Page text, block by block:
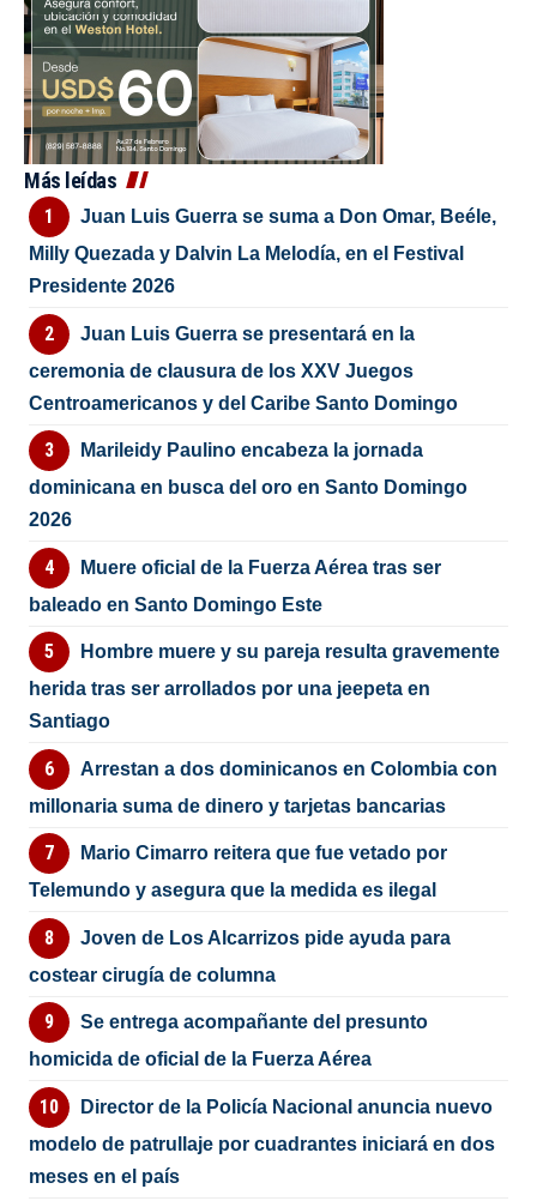
Más leídas
Juan Luis Guerra se suma a Don Omar, Beéle,
Milly Quezada y Dalvin La Melodía, en el Festival
Presidente 2026
Juan Luis Guerra se presentará en la
ceremonia de clausura de los XXV Juegos
Centroamericanos y del Caribe Santo Domingo
Marileidy Paulino encabeza la jornada
dominicana en busca del oro en Santo Domingo
2026
Muere oficial de la Fuerza Aérea tras ser
baleado en Santo Domingo Este
Hombre muere y su pareja resulta gravemente
herida tras ser arrollados por una jeepeta en
Santiago
Arrestan a dos dominicanos en Colombia con
millonaria suma de dinero y tarjetas bancarias
Mario Cimarro reitera que fue vetado por
Telemundo y asegura que la medida es ilegal
Joven de Los Alcarrizos pide ayuda para
costear cirugía de columna
Se entrega acompañante del presunto
homicida de oficial de la Fuerza Aérea
Director de la Policía Nacional anuncia nuevo
modelo de patrullaje por cuadrantes iniciará en dos
meses en el país